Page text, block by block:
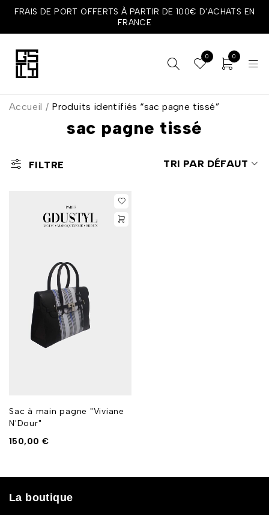
FRAIS DE PORT OFFERTS À PARTIR DE 100€ D'ACHATS EN
FRANCE
0 0
sac pagne tissé
Accueil / Produits identifiés “sac pagne tissé”
FILTRE TRI PAR DÉFAUT
Sac à main pagne "Viviane
N'Dour"
150,00 €
La boutique